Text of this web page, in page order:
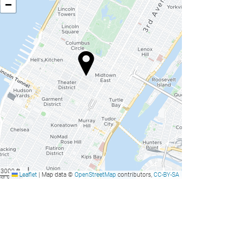
−
3000 ftLeaflet Map data © OpenStreetMap contributors, CC-BY-SA